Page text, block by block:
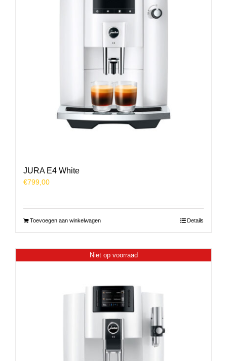
JURA E4 White
€799,00
Toevoegen aan winkelwagen Details
Niet op voorraad